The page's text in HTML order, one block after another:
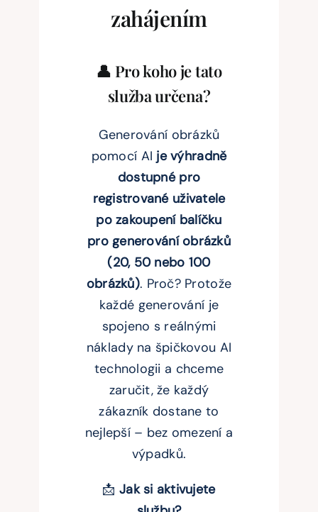
zahájením
👤 Pro koho je tato
služba určena?
Generování obrázků
pomocí AI je výhradně
dostupné pro
registrované uživatele
po zakoupení balíčku
pro generování obrázků
(20, 50 nebo 100
obrázků). Proč? Protože
každé generování je
spojeno s reálnými
náklady na špičkovou AI
technologii a chceme
zaručit, že každý
zákazník dostane to
nejlepší – bez omezení a
výpadků.
📩 Jak si aktivujete